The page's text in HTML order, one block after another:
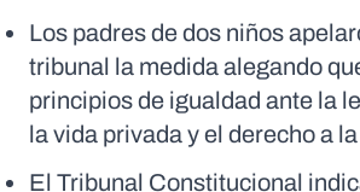
Los padres de dos niños
tribunal la medida alegando
principios de igualdad ante la
la vida privada y el derecho a
El Tribunal Constitucional